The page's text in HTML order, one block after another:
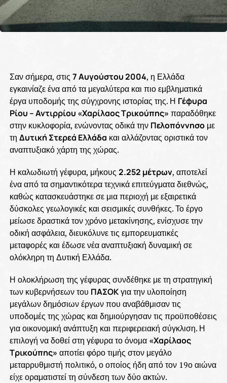
Σαν σήμερα, στις 7 Αυγούστου 2004, η Ελλάδα
εγκαινίαζε ένα από τα μεγαλύτερα και πιο εμβληματικά
έργα υποδομής της σύγχρονης ιστορίας της. Η Γέφυρα
Ρίου – Αντιρρίου «Χαρίλαος Τρικούπης» παραδόθηκε
στην κυκλοφορία, ενώνοντας οδικά την Πελοπόννησομε
τη Δυτική Στερεά Ελλάδα και αλλάζοντας οριστικά τον
αναπτυξιακό χάρτη της χώρας.
Η καλωδιωτή γέφυρα, μήκους 2.252 μέτρων, αποτελεί
ένα από τα σημαντικότερα τεχνικά επιτεύγματα διεθνώς,
καθώς κατασκευάστηκε σε μια περιοχή με εξαιρετικά
δύσκολες γεωλογικές και σεισμικές συνθήκες. Το έργο
μείωσε δραστικά τον χρόνο μετακίνησης, ενίσχυσε την
οδική ασφάλεια, διευκόλυνε τις εμπορευματικές
μεταφορές και έδωσε νέα αναπτυξιακή δυναμική σε
ολόκληρη τη Δυτική Ελλάδα.
Η ολοκλήρωση της γέφυρας συνδέθηκε με τη στρατηγική
των κυβερνήσεων του ΠΑΣΟΚγια την υλοποίηση
μεγάλων δημόσιων έργων που αναβάθμισαν τις
υποδομές της χώρας και δημιούργησαν τις προϋποθέσεις
για οικονομική ανάπτυξη και περιφερειακή σύγκλιση. Η
επιλογή να δοθεί στη γέφυρα το όνομα «Χαρίλαος
Τρικούπης» αποτίει φόρο τιμής στον μεγάλο
μεταρρυθμιστή πολιτικό, ο οποίος ήδη από τον 19ο αιώνα
είχε οραματιστεί τη σύνδεση των δύο ακτών.